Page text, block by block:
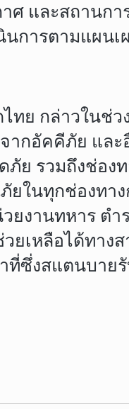
าศ และสถาน
นการตามแผ
ทย กล่าวในช่
กอัคคีภัย และ
ภัย รวมถึงช่อ
ในทุกช่องทา
งานทหาร ต
เหลือได้ทาง
ซึ่งสแตนบาย